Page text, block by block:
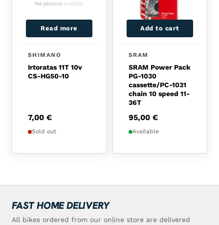
Read more
SHIMANO
Irtoratas 11T 10v
CS-HG50-10
7,00 €
Sold out
Add to cart
SRAM
SRAM Power Pack
PG-1030
cassette/PC-1031
chain 10 speed 11-
36T
95,00 €
Available
FAST HOME DELIVERY
All bikes ordered from our online store are delivered